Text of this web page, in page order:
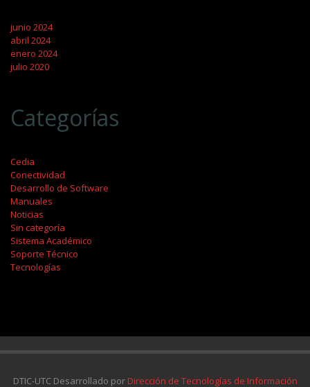
junio 2024
abril 2024
enero 2024
julio 2020
Categorías
Cedia
Conectividad
Desarrollo de Software
Manuales
Noticias
Sin categoría
Sistema Académico
Soporte Técnico
Tecnologías
DTIC-UTC Desarrollado porDirección de Tecnologías de Información